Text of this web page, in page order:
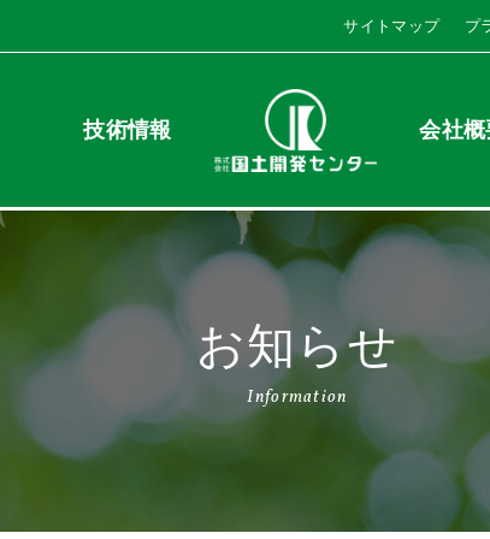
サイトマップ プ
技術情報 会社概
お知らせ
Information